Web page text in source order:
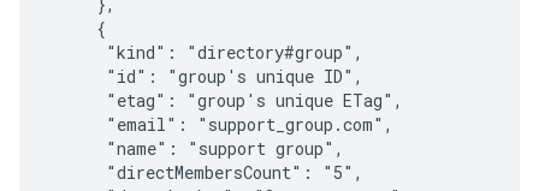
     {
      "kind": "directory#group",
      "id": "
group's unique ID",
      "etag": "
group's unique ETag",
      "email": "support_group.com",
      "name": "support group",
      "directMembersCount": "5",